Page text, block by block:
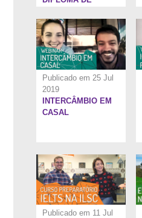
AUSTRÁLIA
Publicado em 25 Jul
2019
INTERCÂMBIO EM
CASAL
Publicado em 11 Jul